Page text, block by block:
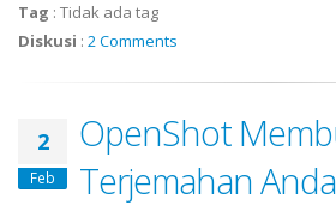
Tag : Tidak ada tag
Diskusi : 2 Comments
2
Feb
OpenShot
Terjemahan